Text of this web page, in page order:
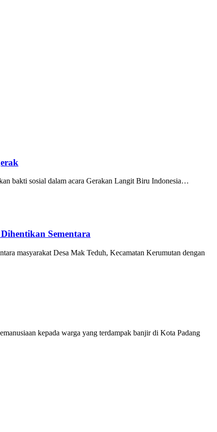
bakti sosial dalam acara Gerakan Langit Biru Indonesia…
Sementara
masyarakat Desa Mak Teduh, Kecamatan Kerumutan dengan
kepada warga yang terdampak banjir di Kota Padang